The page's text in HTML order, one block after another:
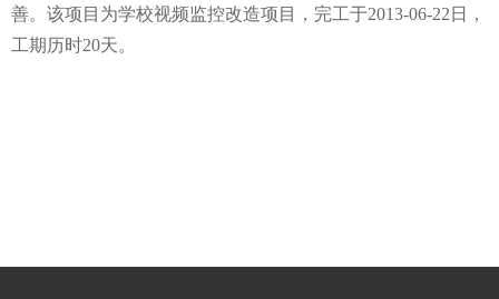
善。该项目为学校视频监控改造项目，完工于2013-06-22日，
工期历时20天。